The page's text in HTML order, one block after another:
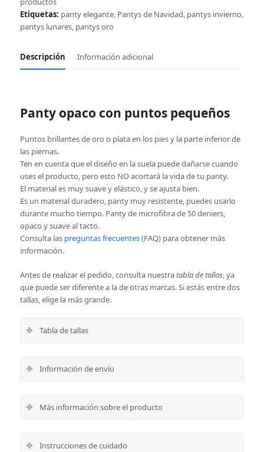
cantidad
Etiquetas: panty elegante, Pantys de Navidad, pantys invierno,
pantys lunares, pantys oro
Descripción Información adicional
Panty opaco con puntos pequeños
Puntos brillantes de oro o plata en los pies y la parte inferior de
las piernas.
Ten en cuenta que el diseño en la suela puede dañarse cuando
uses el producto, pero esto NO acortará la vida de tu panty.
El material es muy suave y elástico, y se ajusta bien.
Es un material duradero, panty muy resistente, puedes usarlo
durante mucho tiempo. Panty de microfibra de 50 deniers,
opaco y suave al tacto.
Consulta las preguntas frecuentes(FAQ) para obtener más
información.
Antes de realizar el pedido, consulta nuestratabla de tallas, ya
que puede ser diferente a la de otras marcas. Si estás entre dos
tallas, elige la más grande.
Tabla de tallas
Información de envío
Más información sobre el producto
Instrucciones de cuidado